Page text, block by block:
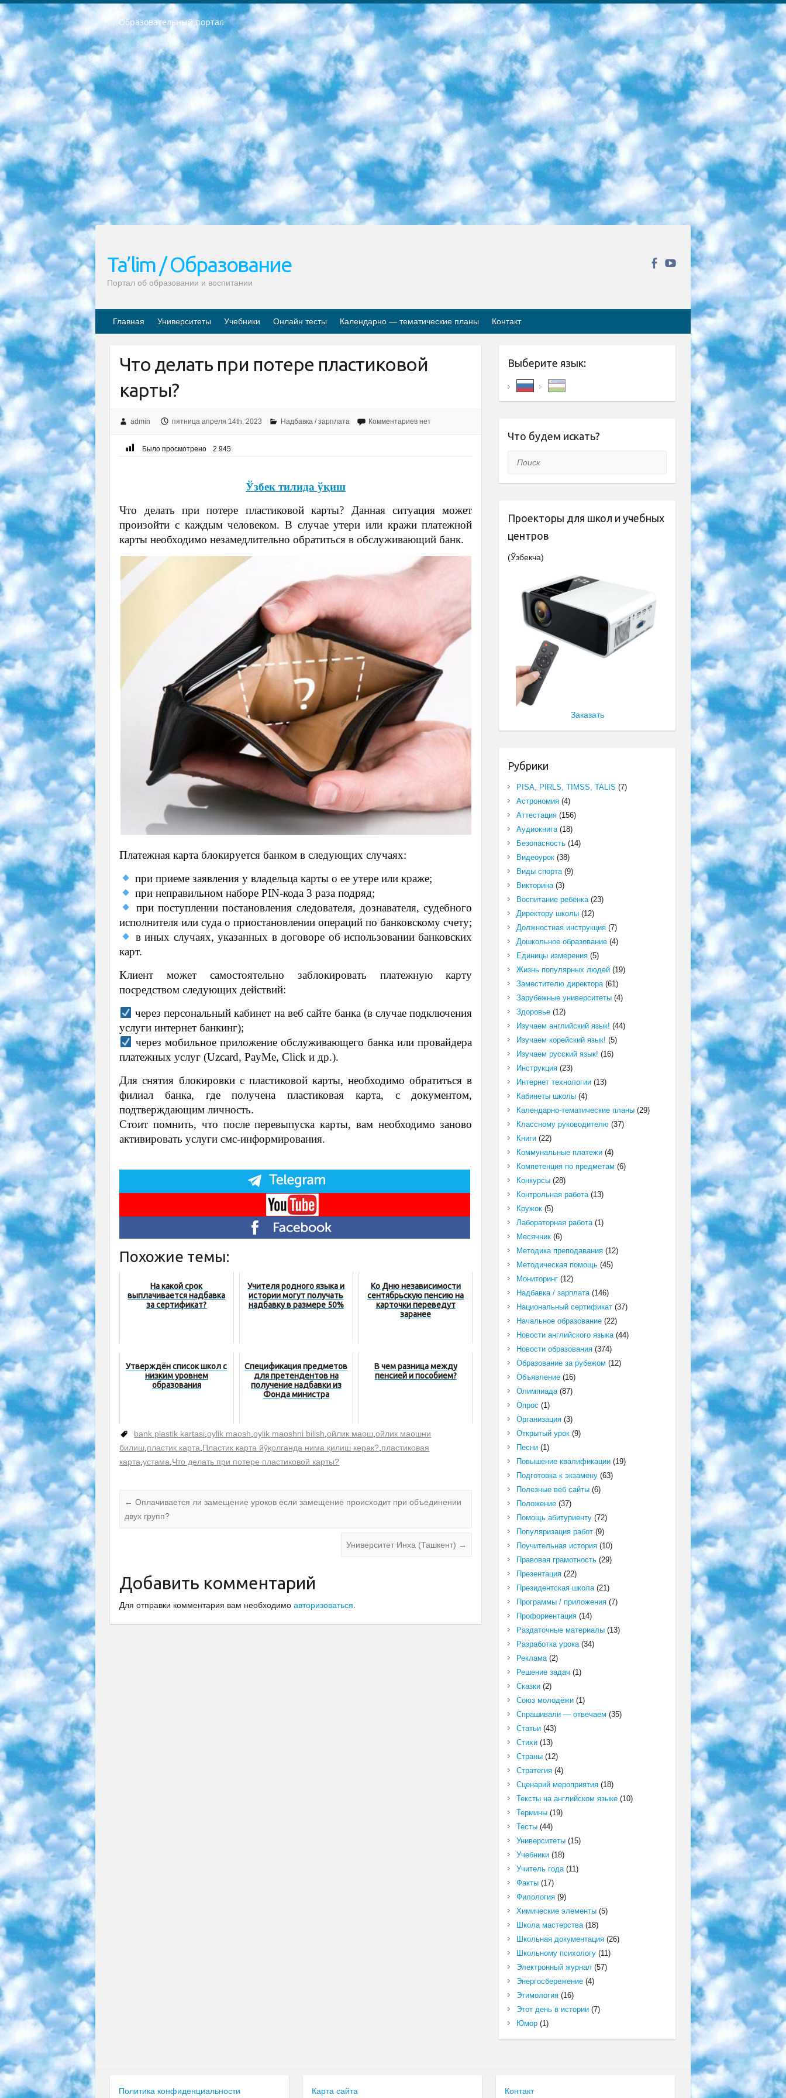
Образовательный портал
РЕСПУБЛИКА УЗБЕКИСТАН МИНИСТРЕРСТВО ДОШКОЛЬНОГО И ШКОЛЬНОГО ОБРАЗОВАНИЯ КОМАНДА в общеобразовательных учреждениях в 2023-2024 учебном году организация и проведение итоговой государственной аттестации обучающихся о Министра дошкольного и школьного образования Республики Узбекистан от 4 марта 2008 года (постановлением Минюста от 20 марта 2008 года № 1778 государственной регистрации) «Итоговое состояние учащихся общего среднего образования на основании положения об утверждении положения об аттестации общего среднего образования выпускной экзамен студентов в образовательных учреждениях в 2023-2024 учебном году В целях организации и прохождения аттестации приказываю: 1. Следующее: перечень предметов, по которым будет проводиться итоговая государственная аттестация и экзамен формы перевода согласно приложению 1; сертификаты международного образца, оценивающие уровень владения иностранными языками перечень согласно приложению 2; 2. Педагогический при специализированных образовательных учреждениях. научно-практический центр квалификации и международной оценки (Д.Давидова) 2024 г. До 25 марта: задания по предметам, по которым будет проводиться итоговая аттестация разработка и утверждение технических условий; итоговая аттестация на основании разработанного предметного задания разработка вопросов по предметам (устно и письменно), экзамен передача; общеобразовательные средние школы и специальные учебные заведения учащиеся выпускных классов школ и интернатов в агентской системе подготовка базы данных экзаменационных материалов и критериев оценки; перевод базы экзаменационных материалов на все языки обучения подать в Республиканский образовательный центр для изготовления; варианты экзаменов на основе разработанных контрольных материалов пусть будут поставлены задачи формирования. 3. Республиканский образовательный центр (Ш.Худайкулов) до 5 апреля 2024 года. до: база данных предоставленных экзаменационных материалов на все языки обучения перевод и экспертиза; для слепых, слабовидящих, глухих, слабослышащих и умственно отсталых детей учащиеся выпускных классов специализированных школ и школ-интернатов база данных экзаменационных материалов на всех преподаваемых языках подготовка критериев оценки; специализированные школы для умственно отсталых детей и технологии для учащихся выпускных классов школ-интернатов разработка соответствующих рекомендаций и критериев проведения ЕГЭ по естествознанию давать задания. 4. Педагогический при специализированных образовательных учреждениях. Научно-практический центр навыков и международной оценки (Д.Давидова), Республика образовательный центр (Худайкулов Ш.) итоговый государственный аттестационный экзамен ориентирован на творческое и логическое мышление при подготовке базы материалов учитывать введение заданий. 5. Следует отметить, что: сертификат государственного образца о знании общеобразовательного предмета и как минимум национальный уровень B1 по предметам на иностранных языках, указанным в Приложении 2. или международно признанный сертификат эквивалентного уровня студенты, изучающие определенный предмет, освобождаются от экзамена; по соответствующим предметам запланирована итоговая государственная аттестация за день до дня, путем жеребьевки Рабочей группой (в письменной форме по предметам, проводимым в форме) из числа сформированных вариантов выбрано 2 варианта; 2 выбранных варианта экзамена анонсированы на официальном сайте министерства и все выпускники по всей стране на основе этих вариантов проводит итоговую государственную аттестацию. 6. Государственное образование учащихся средних общеобразовательных учреждений. знания в соответствии с квалификационными требованиями, которые необходимо приобрести на основании стандартов итоговый (выпускной) контроль для 9 и 11 классов в целях тестирования Экзамены (далее – экзамены) состоят из предметов, перечисленных в приложении 1. будет сделано. 7. Экзамены пройдут с 26 мая по 15 июня 2024 г. (кроме науки физического воспитания). 8. Физическая для учащихся 9 классов общесредних образовательных учреждений. Экзамены по предмету «Образование, квалификация медицина» 1-6 мая 2024 года. сотрудники перевести под присмотр (с отклонениями в физическом или умственном развитии) специализированная школа для детей, школы-интернаты и со сколиозом школы-интернаты санаторного типа для больных детей исключены). 9. Он был слепым, слабовидящим и имел нарушения опорно-двигательного аппарата. экзамены в специализированных школах и интернатах для детей должны проводиться исходя из требований, предъявляемых к общеобразовательным учреждениям (физкультура кроме науки). 10. Специализированная школа для глухих и слабослышащих детей. и экзамены в интернатах и быть реализован в виде письменного теста по математике. 11. Специальность для умственно отсталых детей. Для 9 класса Родной язык и литературное письмо Государственный язык (язык обучения – узбекский). для неклассов) написано Математическое письмо Письменная/устная история Узбекистана Физическое воспитание практично Итоговый контроль Для 11 класса Написание родного языка и литературы (эссе) Математическое письмо Узбекский язык (обучение на узбекском языке) не посещающее общее среднее образование для учреждений)/Образовательное учреждение выбор письменный и устный Иностранный язык письменный/устный Письменная/устная история Узбекистана *По выбору студента:  Химия  Физика  Основы государственного права  География 10 бесплатных образовательных ресурсов - Мы составили подборку онлайн-проектов с интерактивными упражнениями, видеолекциями и статьями. Они помогут вам обрести новые и освежить старые знания бесплатно. 1. «ИНТУИТ» Старейшая образовательная площадка Рунета. Здесь вы найдёте сотни текстовых и видеокурсов на десятки различных тем — от программирования до психологии. Многие курсы подготовлены российскими университетами и крупными международными компаниями вроде Intel и Microsoft. Самостоятельное обучение бесплатное, но желающие могут оплатить услуги персональных наставников. 2. «Смартия» знакомит с актуальными профессиями и подсказывает, как им обучаться. Выбрав заинтересовавшую вас специальность — SMM-специалист, фотограф, веб-дизайнер или другую, — увидите список необходимых для неё умений. Чтобы вы могли освоить их самостоятельно, для каждого умения площадка отображает подборку ссылок на учебные материалы. Хотя «Смартия» ориентируется на русскоязычную аудиторию, часть контента всё же доступна только на английском. 3. «Лекторий Физтеха» Проект Московского физико-технического института (Физтеха). С его помощью вы можете смотреть онлайн серии лекций, записанные на видео в этом вузе. В числе доступных предметов — физика, биология, химия, информационные технологии и другие. К некоторым лекциям администрация ресурса прилагает готовые конспекты, которые можно скачивать в PDF-формате. 4. ITMOcourses Онлайн-площадка Санкт-Петербургского национального исследовательского университета информационных технологий, механики и оптики (ИТМО). Ресурс предоставляет свободный доступ к курсам, разработанным в этом вузе. Каталог материалов разбит на четыре категории: «Оптические системы и технологии», «Приборостроение и робототехника», «Информационные технологии» и «Биотехнологии». Курсы состоят из видеолекций, интерактивных демонстраций и заданий. 5. «КиберЛенинка» Электронная научная библиотека открытого доступа. Каталог площадки регулярно обрастает текстами статей из различных научных изданий. Сгруппированные по журналам и рубрикам публикации можно читать онлайн или скачивать целиком в PDF-формате. Проект нацелен на популяризацию науки за счёт открытого доступа к качественной информации. 6. «ПостНаука» На этом ресурсе публикуют подборки видеолекций, составленные экспертами из разных отраслей и объединённые общими темами. Среди них, к примеру, есть серии «Биоинформатика и геномика», «Культура средневековой Скандинавии» и Cinema Studies о теории кино. Каждая подборка лекций — логически связанная история, рассказанная экспертом от первого лица. Кроме того, на сайте появляются научно-образовательные статьи и тесты на разные темы. 7. «Newочём» Команда проекта «Newочём» отбирает самые интересные тексты из англоязычных СМИ и переводит те из них, за которые голосуют участники сообщества «ВКонтакте». По большей части это научно-популярные статьи. Редакторы придумывают лишь заголовки, в остальном содержание переводов соответствует оригиналам. Полные тексты можно читать прямо в социальной сети. 8. InternetUrok Онлайн-база материалов по основным дисциплинам школьной программы. Информация на сайте структурирована по классам, предметам и темам (урокам). Каждый урок состоит из видеолекций и конспектов. Есть также интерактивные тренажёры и тесты для закрепления пройденного материала. Даже если вы давно окончили школу, возможность повторить программу старших классов всегда может пригодиться. 9. Edutainme Ещё один ресурс об образовании. В отличие от Newtonew, как мне кажется, Edutainme больше ориентируется на представителей индустрии: педагогов, предпринимателей, разработчиков образовательных проектов. Но и любой, кто просто стремится к саморазвитию, найдёт на сайте много полезного и интересного для себя. Например, информацию о новых курсах и образовательных сервисах. 10. Newtonew Онлайн-медиа об образовании и обучении в широком смысле. Авторы Newtonew пишут об инструментах, заведениях, тактиках и стратегиях, которые помогают учить других и получать новые знания самостоятельно. На этой площадке вы найдёте новости, обзоры, аналитические мат
Ta’lim / Образование
Портал об образовании и воспитании
Главная Университеты Учебники Онлайн тесты Календарно — тематические планы Контакт
Что делать при потере пластиковой
карты?
admin пятница апреля 14th, 2023 Надбавка / зарплата Комментариев нет
Было просмотрено 2 945
Ўзбек тилида ўқиш
Что делать при потере пластиковой карты? Данная ситуация может
произойти с каждым человеком. В случае утери или кражи платежной
карты необходимо незамедлительно обратиться в обслуживающий банк.
Платежная карта блокируется банком в следующих случаях:
при приеме заявления у владельца карты о ее утере или краже;
при неправильном наборе PIN-кода 3 раза подряд;
при поступлении постановления следователя, дознавателя, судебного
исполнителя или суда о приостановлении операций по банковскому счету;
в иных случаях, указанных в договоре об использовании банковских
карт.
Клиент может самостоятельно заблокировать платежную карту
посредством следующих действий:
через персональный кабинет на веб сайте банка (в случае подключения
услуги интернет банкинг);
через мобильное приложение обслуживающего банка или провайдера
платежных услуг (Uzcard, PayMe, Click и др.).
Для снятия блокировки с пластиковой карты, необходимо обратиться в
филиал банка, где получена пластиковая карта, с документом,
подтверждающим личность.
Стоит помнить, что после перевыпуска карты, вам необходимо заново
активировать услуги смс-информирования.
Похожие темы:
На какой срок
выплачивается надбавка
за сертификат?
Учителя родного языка и
истории могут получать
надбавку в размере 50%
Ко Дню независимости
сентябрьскую пенсию на
карточки переведут
заранее
Утверждён список школ с
низким уровнем
образования
Спецификация предметов
для претендентов на
получение надбавки из
Фонда министра
В чем разница между
пенсией и пособием?
bank plastik kartasi ,oylik maosh ,oylik maoshni bilish ,ойлик маош ,ойлик маошни
билиш пластик карта Пластик карта йўқолганда нима қилиш керак? пластиковая
карта ,устама Что делать при потере пластиковой карты?
← Оплачивается ли замещение уроков если замещение происходит при объединении
двух групп?
Университет Инха (Ташкент) →
Добавить комментарий
Для отправки комментария вам необходимоавторизоваться
Выберите язык:
Что будем искать?
Поиск
Проекторы для школ и учебных
центров
(Ўзбекча)
Заказать
Рубрики
PISA, PIRLS, TIMSS, TALIS (7)
Астрономия(4)
Аттестация(156)
Аудиокнига(18)
Безопасность(14)
Видеоурок(38)
Виды спорта(9)
Викторина(3)
Воспитание ребёнка(23)
Директору школы(12)
Должностная инструкция(7)
Дошкольное образование(4)
Единицы измерения(5)
Жизнь популярных людей(19)
Заместителю директора(61)
Зарубежные университеты(4)
Здоровье(12)
Изучаем английский язык! (44)
Изучаем корейский язык! (5)
Изучаем русский язык! (16)
Инструкция(23)
Интернет технологии(13)
Кабинеты школы(4)
Календарно-тематические планы(29)
Классному руководителю(37)
Книги(22)
Коммунальные платежи(4)
Компетенция по предметам (6)
Конкурсы(28)
Контрольная работа(13)
Кружок(5)
Лабораторная работа(1)
Месячник(6)
Методика преподавания(12)
Методическая помощь(45)
Мониторинг(12)
Надбавка / зарплата(146)
Национальный сертификат(37)
Начальное образование(22)
Новости английского языка(44)
Новости образования(374)
Образование за рубежом (12)
Объявление(16)
Олимпиада(87)
Опрос (1)
Организация(3)
Открытый урок(9)
Песни(1)
Повышение квалификации(19)
Подготовка к экзамену(63)
Полезные веб сайты(6)
Положение(37)
Помощь абитуриенту(72)
Популяризация работ(9)
Поучительная история(10)
Правовая грамотность(29)
Презентация(22)
Президентская школа(21)
Программы / приложения(7)
Профориентация(14)
Раздаточные материалы(13)
Разработка урока(34)
Реклама(2)
Решение задач (1)
Сказки(2)
Союз молодёжи(1)
Спрашивали — отвечаем (35)
Статьи(43)
Стихи(13)
Страны(12)
Стратегия(4)
Сценарий мероприятия(18)
Тексты на английском языке(10)
Термины(19)
Тесты(44)
Университеты(15)
Учебники(18)
Учитель года(11)
Факты(17)
Филология(9)
Химические элементы(5)
Школа мастерства(18)
Школьная документация(26)
Школьному психологу(11)
Электронный журнал (57)
Энергосбережение(4)
Этимология(16)
Этот день в истории(7)
Юмор(1)
Политика конфиденциальности Карта сайта Контакт